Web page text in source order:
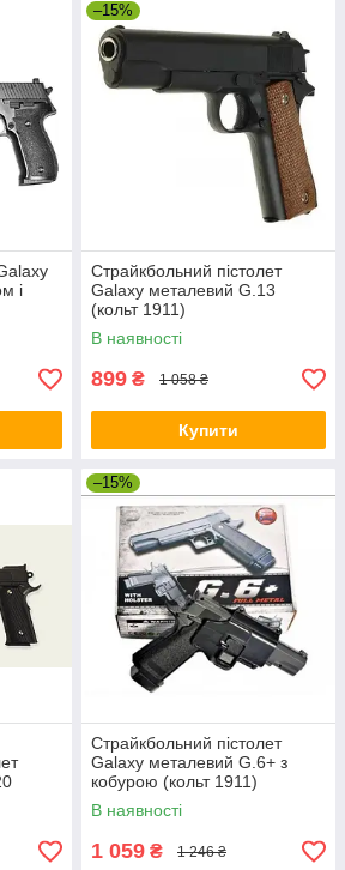
і
–15%
Страйкбольний пістолет
Galaxy металевий G.13
(кольт 1911)
В наявності
899 ₴ 1 058 ₴
Купити
–15%
Страйкбольний пістолет
Galaxy металевий G.6+ з
кобурою (кольт 1911)
В наявності
1 059 ₴ 1 246 ₴